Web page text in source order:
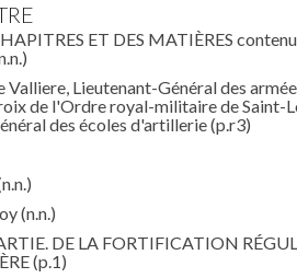
ET DES MATIÈRES
Valliere, Lieutenant-Général des
de l'Ordre royal-militaire de Saint-
des écoles d'artillerie(p.r3)
(n.n.)
DE LA FORTIFICATION
(p.1)